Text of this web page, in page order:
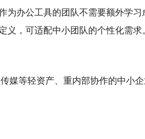
为办公工具的团队不需要额外学习
，可适配中小团队的个性化需求
媒等轻资产、重内部协作的中小